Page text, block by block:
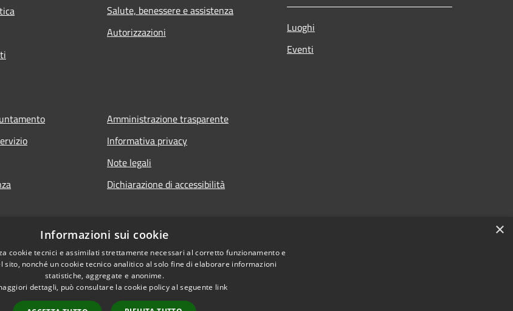
Salute, benessere e assistenza
Autorizzazioni
Luoghi
Eventi
Amministrazione trasparente
Informativa privacy
Note legali
Dichiarazione di accessibilità
×
Informazioni sui cookie
cookie tecnici e assimilati strettamente necessari al corretto funzionamento e
sito, nonché un cookie tecnico analitico al solo fine di elaborare informazioni
statistiche, aggregate e anonime.
dettagli, può consultare la cookie policy al seguente link